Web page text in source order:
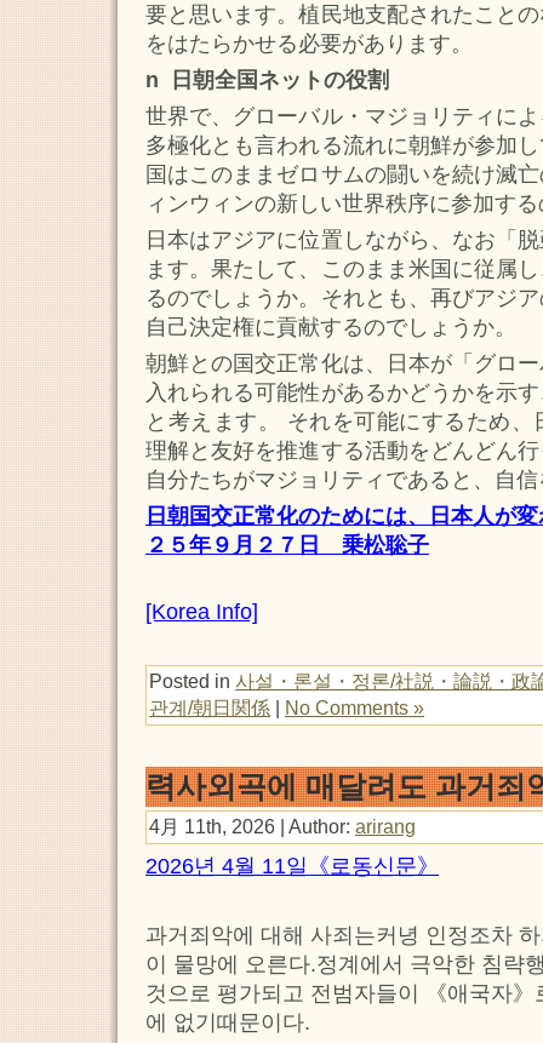
要と思います。植民地支配されたこと
をはたらかせる必要があります。
n 日朝全国ネットの役割
世界で、グローバル・マジョリティに
多極化とも言われる流れに朝鮮が参加
国はこのままゼロサムの闘いを続け滅
ィンウィンの新しい世界秩序に参加す
日本はアジアに位置しながら、なお「
ます。果たして、このまま米国に従属
るのでしょうか。それとも、再びアジ
自己決定権に貢献するのでしょうか。
朝鮮との国交正常化は、日本が「グロ
入れられる可能性があるかどうかを示
と考えます。 それを可能にするため
理解と友好を推進する活動をどんどん
自分たちがマジョリティであると、自
日朝国交正常化のためには、日本人が
２５年９月２７日 乗松聡子
[Korea Info]
Posted in 사설・론설・정론/社説・論説・政
관계/朝日関係 | No Comments »
력사외곡에 매달려도 과거죄
4月 11th, 2026 | Author: arirang
2026년 4월 11일《로동신문》
과거죄악에 대해 사죄는커녕 인정조차
이 물망에 오른다.정계에서 극악한 침략
것으로 평가되고 전범자들이 《애국자
에 없기때문이다.